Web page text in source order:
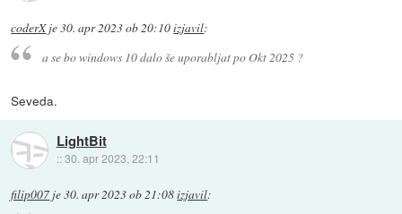
coderXje30. apr 2023 ob 20:10izjavil:
a se bo windows 10 dalo še uporabljat po Okt 2025 ?
Seveda.
LightBit
::30. apr 2023, 22:11
filip007 je30. apr 2023 ob 21:08izjavil: